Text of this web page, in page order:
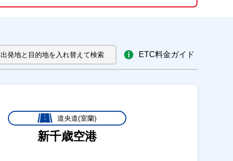
出発地と目的地を入れ替えて検索 ETC料金ガイド
道央道(室蘭)
新千歳空港